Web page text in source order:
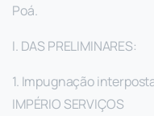
Poá.
I. DAS PRELIMINARES:
1. Impugnação
IMPÉRIO SERVIÇOS